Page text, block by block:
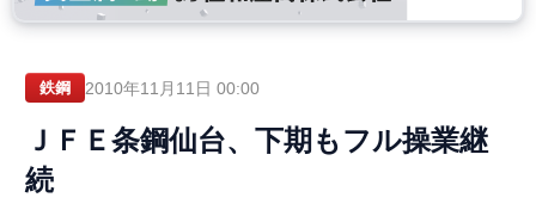
鉄鋼 2010年11月11日 00:00
ＪＦＥ条鋼仙台、下期もフル操業継
続